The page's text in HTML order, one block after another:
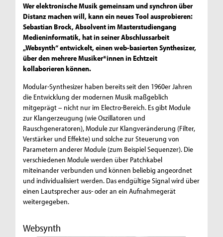
Wer elektronische Musik gemeinsam und synchron über
Distanz machen will, kann ein neues Tool ausprobieren:
Sebastian Brock, Absolvent im Masterstudiengang
Medieninformatik, hat in seiner Abschlussarbeit
„Websynth“ entwickelt, einen web-basierten Synthesizer,
über den mehrere Musiker*innen in Echtzeit
kollaborieren können.
Modular-Synthesizer haben bereits seit den 1960er Jahren
die Entwicklung der modernen Musik maßgeblich
mitgeprägt – nicht nur im Electro-Bereich. Es gibt Module
zur Klangerzeugung (wie Oszillatoren und
Rauschgeneratoren), Module zur Klangveränderung (Filter,
Verstärker und Effekte) und solche zur Steuerung von
Parametern anderer Module (zum Beispiel Sequenzer). Die
verschiedenen Module werden über Patchkabel
miteinander verbunden und können beliebig angeordnet
und individualisiert werden. Das endgültige Signal wird über
einen Lautsprecher aus- oder an ein Aufnahmegerät
weitergegeben.
Websynth